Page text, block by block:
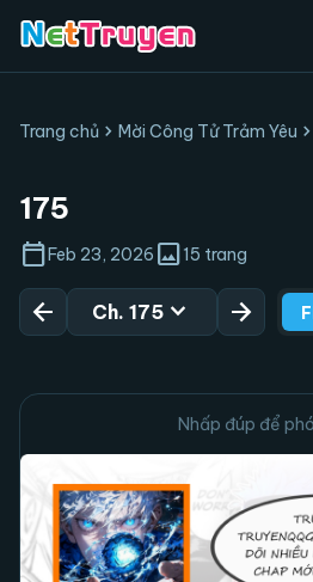
Trang chủ chevron_right Mời Công Tử Trảm Yêu chevron_right
175
calendar_todayFeb 23, 2026 image15 trang
arrow_back Ch. 175 expand_more arrow_forward
Nhấp đúp để